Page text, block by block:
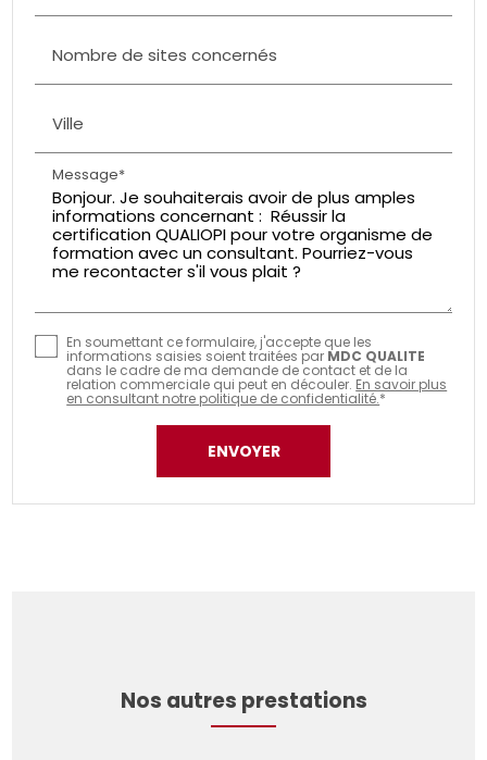
Nombre de sites concernés
Ville
Message*
En soumettant ce formulaire, j'accepte que les
informations saisies soient traitées par MDC QUALITE
dans le cadre de ma demande de contact et de la
relation commerciale qui peut en découler. En savoir plus
en consultant notre politique de confidentialité.*
Nos autres prestations